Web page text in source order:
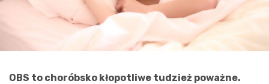
OBS to choróbsko kłopotliwe tudzież poważne.